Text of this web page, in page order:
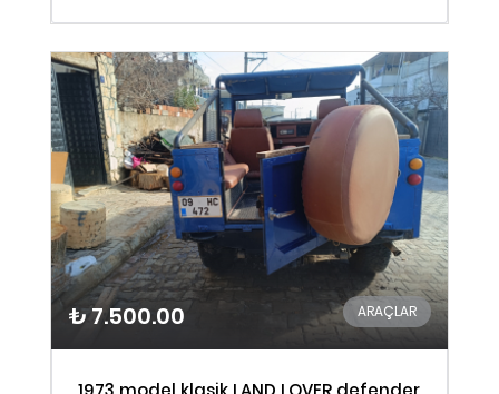
₺ 7.500.00 ARAÇLAR